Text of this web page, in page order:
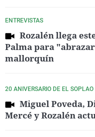
ENTREVISTAS
Rozalén llega
Palma para
mallorquín
20 ANIVERSARIO DE EL SOPLAO
Miguel Poveda,
Mercé y Rozalén